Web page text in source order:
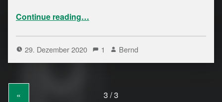
Continue reading…
29. Dezember 2020 1 Bernd
«